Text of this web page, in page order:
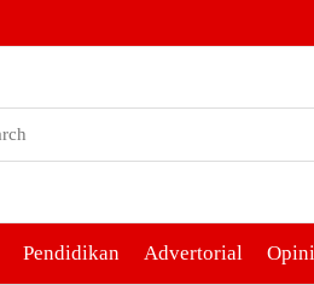
Pendidikan Advertorial